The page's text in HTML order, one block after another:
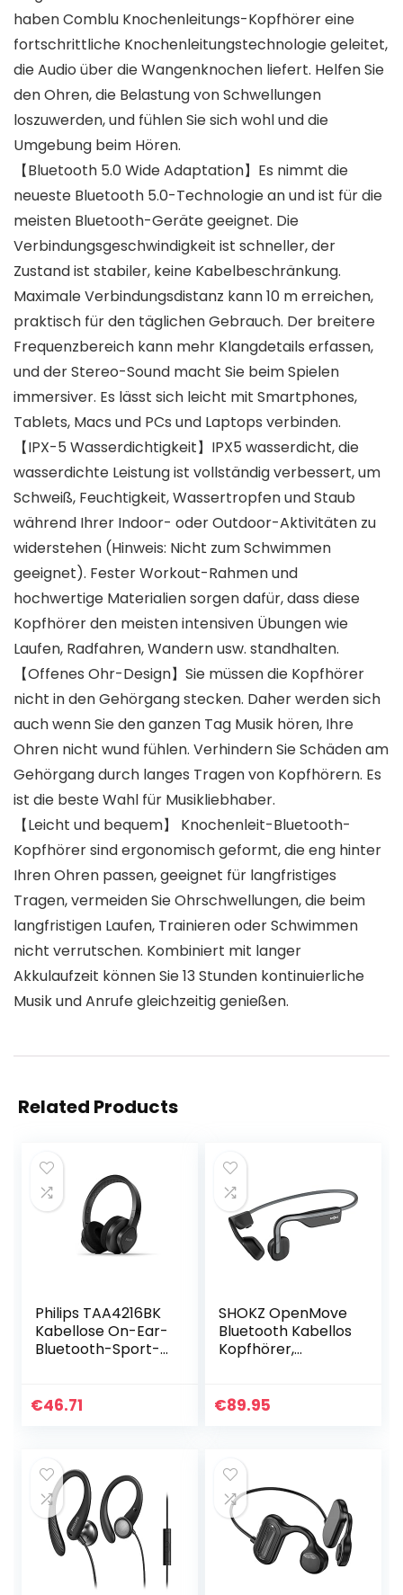
haben Comblu Knochenleitungs-Kopfhörer eine
fortschrittliche Knochenleitungstechnologie geleitet,
die Audio über die Wangenknochen liefert. Helfen Sie
den Ohren, die Belastung von Schwellungen
loszuwerden, und fühlen Sie sich wohl und die
Umgebung beim Hören.
【Bluetooth 5.0 Wide Adaptation】Es nimmt die
neueste Bluetooth 5.0-Technologie an und ist für die
meisten Bluetooth-Geräte geeignet. Die
Verbindungsgeschwindigkeit ist schneller, der
Zustand ist stabiler, keine Kabelbeschränkung.
Maximale Verbindungsdistanz kann 10 m erreichen,
praktisch für den täglichen Gebrauch. Der breitere
Frequenzbereich kann mehr Klangdetails erfassen,
und der Stereo-Sound macht Sie beim Spielen
immersiver. Es lässt sich leicht mit Smartphones,
Tablets, Macs und PCs und Laptops verbinden.
【IPX-5 Wasserdichtigkeit】IPX5 wasserdicht, die
wasserdichte Leistung ist vollständig verbessert, um
Schweiß, Feuchtigkeit, Wassertropfen und Staub
während Ihrer Indoor- oder Outdoor-Aktivitäten zu
widerstehen (Hinweis: Nicht zum Schwimmen
geeignet). Fester Workout-Rahmen und
hochwertige Materialien sorgen dafür, dass diese
Kopfhörer den meisten intensiven Übungen wie
Laufen, Radfahren, Wandern usw. standhalten.
【Offenes Ohr-Design】Sie müssen die Kopfhörer
nicht in den Gehörgang stecken. Daher werden sich
auch wenn Sie den ganzen Tag Musik hören, Ihre
Ohren nicht wund fühlen. Verhindern Sie Schäden am
Gehörgang durch langes Tragen von Kopfhörern. Es
ist die beste Wahl für Musikliebhaber.
【Leicht und bequem】 Knochenleit-Bluetooth-
Kopfhörer sind ergonomisch geformt, die eng hinter
Ihren Ohren passen, geeignet für langfristiges
Tragen, vermeiden Sie Ohrschwellungen, die beim
langfristigen Laufen, Trainieren oder Schwimmen
nicht verrutschen. Kombiniert mit langer
Akkulaufzeit können Sie 13 Stunden kontinuierliche
Musik und Anrufe gleichzeitig genießen.
Related Products
Philips TAA4216BK
Kabellose On-Ear-
Bluetooth-Sport-
Waschbare
€46.71
SHOKZ OpenMove
Bluetooth Kabellos
Kopfhörer,
Wireless Headset,
€89.95